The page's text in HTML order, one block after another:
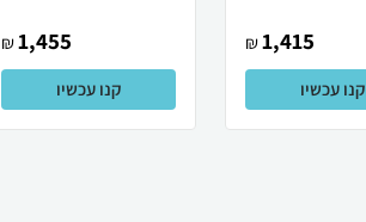
1,415
₪
קנו עכשיו
1,455
₪
קנו עכשיו